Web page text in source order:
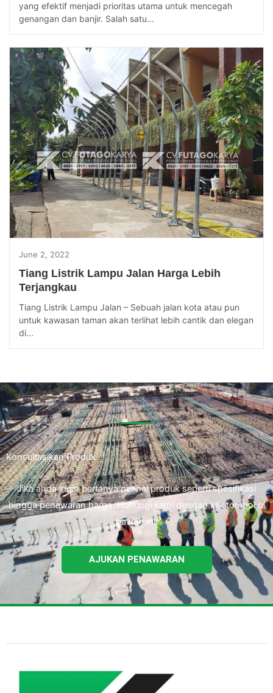
yang efektif menjadi prioritas utama untuk mencegah
genangan dan banjir. Salah satu...
June 2, 2022
Tiang Listrik Lampu Jalan Harga Lebih
Terjangkau
Tiang Listrik Lampu Jalan – Sebuah jalan kota atau pun
untuk kawasan taman akan terlihat lebih cantik dan elegan
di...
Konsultasikan Produk
Jika anda ingin bertanya perihal produk seperti spesifikasi
hingga penawaran harga. Hubungi kami dengan klik tombol di
bawah ini.
AJUKAN PENAWARAN